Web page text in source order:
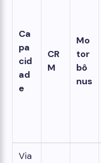
Ca
pa
cid
ad
e
CR
M
Mo
tor
bô
nus
Via